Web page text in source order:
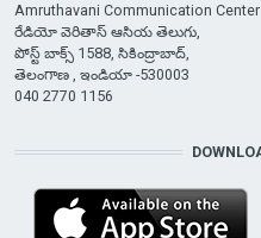
Amruthavani Communication Center
రేడియో వెరితాస్ ఆసియ తెలుగు,
పోస్ట్ బాక్స్ 1588, సికింద్రాబాద్,
తెలంగాణ , ఇండియా -530003
040 2770 1156